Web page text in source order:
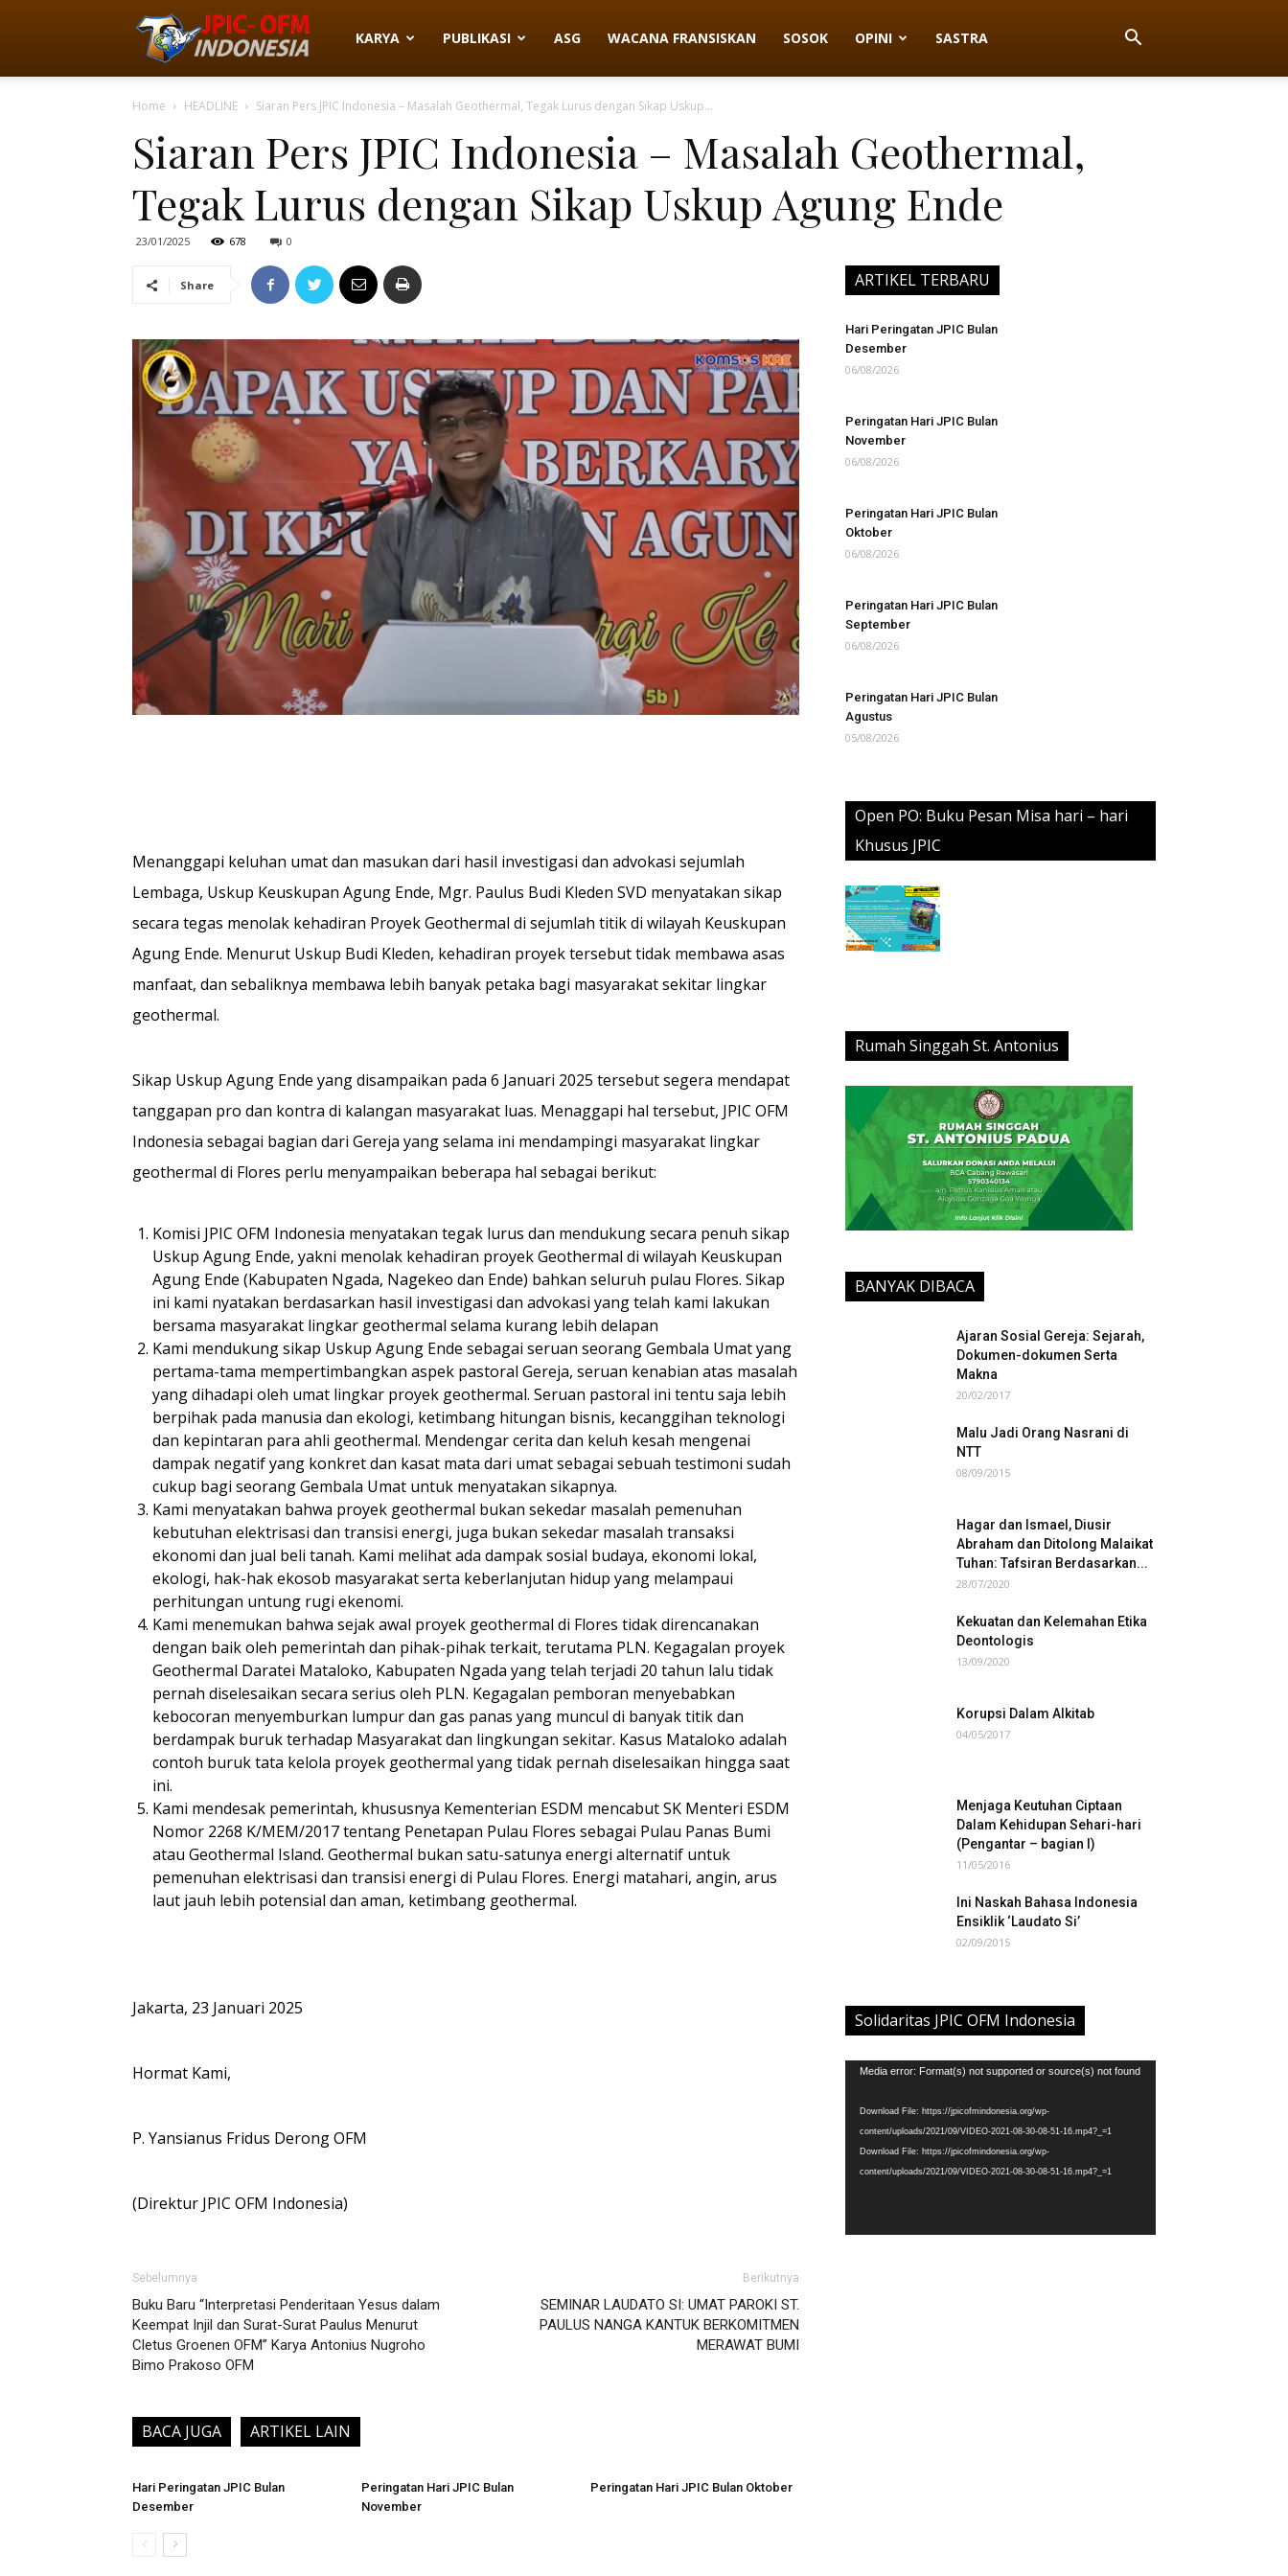
JPIC-
OFM
Indonesia
KARYA PUBLIKASI ASG WACANA FRANSISKAN SOSOK OPINI SASTRA
Home HEADLINE Siaran Pers JPIC Indonesia – Masalah Geothermal, Tegak Lurus dengan Sikap Uskup...
Siaran Pers JPIC Indonesia – Masalah Geothermal,
Tegak Lurus dengan Sikap Uskup Agung Ende
23/01/2025 678 0
Share
Menanggapi keluhan umat dan masukan dari hasil investigasi dan advokasi sejumlah
Lembaga, Uskup Keuskupan Agung Ende, Mgr. Paulus Budi Kleden SVD menyatakan sikap
secara tegas menolak kehadiran Proyek Geothermal di sejumlah titik di wilayah Keuskupan
Agung Ende. Menurut Uskup Budi Kleden, kehadiran proyek tersebut tidak membawa asas
manfaat, dan sebaliknya membawa lebih banyak petaka bagi masyarakat sekitar lingkar
geothermal.
Sikap Uskup Agung Ende yang disampaikan pada 6 Januari 2025 tersebut segera mendapat
tanggapan pro dan kontra di kalangan masyarakat luas. Menaggapi hal tersebut, JPIC OFM
Indonesia sebagai bagian dari Gereja yang selama ini mendampingi masyarakat lingkar
geothermal di Flores perlu menyampaikan beberapa hal sebagai berikut:
Komisi JPIC OFM Indonesia menyatakan tegak lurus dan mendukung secara penuh sikap
Uskup Agung Ende, yakni menolak kehadiran proyek Geothermal di wilayah Keuskupan
Agung Ende (Kabupaten Ngada, Nagekeo dan Ende) bahkan seluruh pulau Flores. Sikap
ini kami nyatakan berdasarkan hasil investigasi dan advokasi yang telah kami lakukan
bersama masyarakat lingkar geothermal selama kurang lebih delapan
Kami mendukung sikap Uskup Agung Ende sebagai seruan seorang Gembala Umat yang
pertama-tama mempertimbangkan aspek pastoral Gereja, seruan kenabian atas masalah
yang dihadapi oleh umat lingkar proyek geothermal. Seruan pastoral ini tentu saja lebih
berpihak pada manusia dan ekologi, ketimbang hitungan bisnis, kecanggihan teknologi
dan kepintaran para ahli geothermal. Mendengar cerita dan keluh kesah mengenai
dampak negatif yang konkret dan kasat mata dari umat sebagai sebuah testimoni sudah
cukup bagi seorang Gembala Umat untuk menyatakan sikapnya.
Kami menyatakan bahwa proyek geothermal bukan sekedar masalah pemenuhan
kebutuhan elektrisasi dan transisi energi, juga bukan sekedar masalah transaksi
ekonomi dan jual beli tanah. Kami melihat ada dampak sosial budaya, ekonomi lokal,
ekologi, hak-hak ekosob masyarakat serta keberlanjutan hidup yang melampaui
perhitungan untung rugi ekenomi.
Kami menemukan bahwa sejak awal proyek geothermal di Flores tidak direncanakan
dengan baik oleh pemerintah dan pihak-pihak terkait, terutama PLN. Kegagalan proyek
Geothermal Daratei Mataloko, Kabupaten Ngada yang telah terjadi 20 tahun lalu tidak
pernah diselesaikan secara serius oleh PLN. Kegagalan pemboran menyebabkan
kebocoran menyemburkan lumpur dan gas panas yang muncul di banyak titik dan
berdampak buruk terhadap Masyarakat dan lingkungan sekitar. Kasus Mataloko adalah
contoh buruk tata kelola proyek geothermal yang tidak pernah diselesaikan hingga saat
ini.
Kami mendesak pemerintah, khususnya Kementerian ESDM mencabut SK Menteri ESDM
Nomor 2268 K/MEM/2017 tentang Penetapan Pulau Flores sebagai Pulau Panas Bumi
atau Geothermal Island. Geothermal bukan satu-satunya energi alternatif untuk
pemenuhan elektrisasi dan transisi energi di Pulau Flores. Energi matahari, angin, arus
laut jauh lebih potensial dan aman, ketimbang geothermal.
Jakarta, 23 Januari 2025
Hormat Kami,
P. Yansianus Fridus Derong OFM
(Direktur JPIC OFM Indonesia)
Sebelumnya
Buku Baru “Interpretasi Penderitaan Yesus dalam
Keempat Injil dan Surat-Surat Paulus Menurut
Cletus Groenen OFM” Karya Antonius Nugroho
Bimo Prakoso OFM
Berikutnya
SEMINAR LAUDATO SI: UMAT PAROKI ST.
PAULUS NANGA KANTUK BERKOMITMEN
MERAWAT BUMI
BACA JUGA ARTIKEL LAIN
Hari Peringatan JPIC Bulan
Desember
Peringatan Hari JPIC Bulan
November
Peringatan Hari JPIC Bulan Oktober
ARTIKEL TERBARU
Hari Peringatan JPIC Bulan
Desember
06/08/2026
Peringatan Hari JPIC Bulan
November
06/08/2026
Peringatan Hari JPIC Bulan
Oktober
06/08/2026
Peringatan Hari JPIC Bulan
September
06/08/2026
Peringatan Hari JPIC Bulan
Agustus
05/08/2026
Open PO: Buku Pesan Misa hari – hari
Khusus JPIC
Rumah Singgah St. Antonius
BANYAK DIBACA
Ajaran Sosial Gereja: Sejarah,
Dokumen-dokumen Serta
Makna
20/02/2017
Malu Jadi Orang Nasrani di
NTT
08/09/2015
Hagar dan Ismael, Diusir
Abraham dan Ditolong Malaikat
Tuhan: Tafsiran Berdasarkan...
28/07/2020
Kekuatan dan Kelemahan Etika
Deontologis
13/09/2020
Korupsi Dalam Alkitab
04/05/2017
Menjaga Keutuhan Ciptaan
Dalam Kehidupan Sehari-hari
(Pengantar – bagian I)
11/05/2016
Ini Naskah Bahasa Indonesia
Ensiklik ‘Laudato Si’
02/09/2015
Solidaritas JPIC OFM Indonesia
Video
Media error: Format(s) not supported or source(s) not found
Download File: https://jpicofmindonesia.org/wp-
content/uploads/2021/09/VIDEO-2021-08-30-08-51-16.mp4?_=1
Download File: https://jpicofmindonesia.org/wp-
content/uploads/2021/09/VIDEO-2021-08-30-08-51-16.mp4?_=1